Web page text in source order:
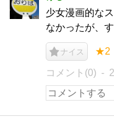
少女漫画的な
なかったが、
ナイス ★2
コメント(0)